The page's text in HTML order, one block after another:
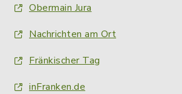
Obermain Jura
Nachrichten am Ort
Fränkischer Tag
inFranken.de